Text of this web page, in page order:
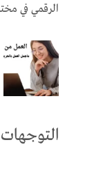
الرقمي في
التوجهات